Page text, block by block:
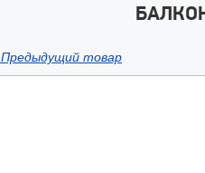
Предыдущий товар